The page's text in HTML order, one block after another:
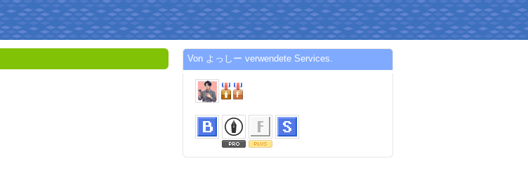
Von よっしー verwendete Services.